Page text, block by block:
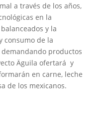
a través de los años,
en la
y la
consumo de la
productos
Äguila ofertará y
en carne, leche
de los mexicanos.